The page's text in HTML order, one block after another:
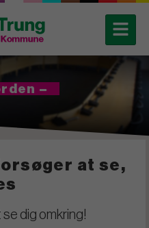
–
at se,
se dig omkring!